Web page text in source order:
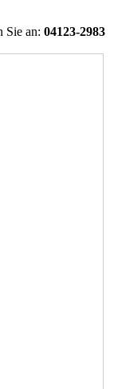
Sie an: 04123-2983